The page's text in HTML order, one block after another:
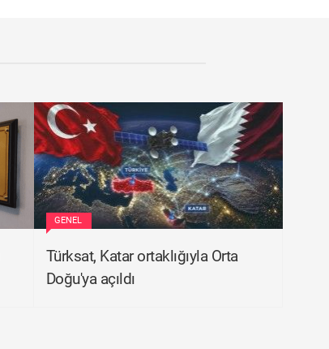
GENEL
Türksat, Katar ortaklığıyla Orta
Doğu'ya açıldı